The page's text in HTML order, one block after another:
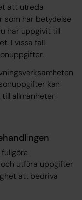
att utreda
som har betydelse
har uppgivit till
I vissa fall
kan
allmänheten
utföra uppgifter
att bedriva